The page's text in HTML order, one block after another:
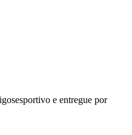
e entregue por